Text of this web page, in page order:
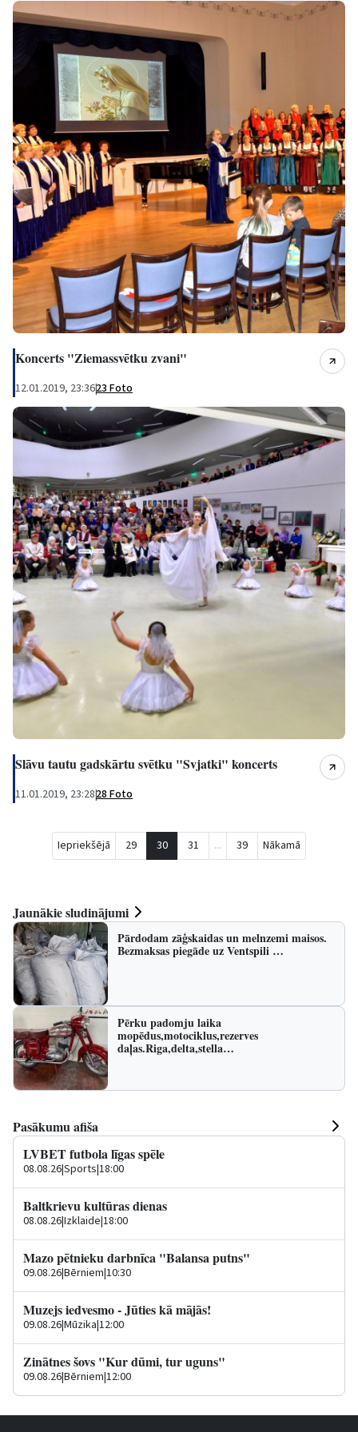
Koncerts "Ziemassvētku zvani"
12.01.2019, 23:36|23 Foto
Slāvu tautu gadskārtu svētku "Svjatki" koncerts
11.01.2019, 23:28|28 Foto
Iepriekšējā 29 30 31 ... 39 Nākamā
Jaunākie sludinājumi
Pārdodam zāģskaidas un melnzemi maisos.
Bezmaksas piegāde uz Ventspili …
Pērku padomju laika
mopēdus,motociklus,rezerves
daļas.Riga,delta,stella…
Pasākumu afiša
LVBET futbola līgas spēle
08.08.26|Sports|18:00
Baltkrievu kultūras dienas
08.08.26|Izklaide|18:00
Mazo pētnieku darbnīca "Balansa putns"
09.08.26|Bērniem|10:30
Muzejs iedvesmo - Jūties kā mājās!
09.08.26|Mūzika|12:00
Zinātnes šovs "Kur dūmi, tur uguns"
09.08.26|Bērniem|12:00